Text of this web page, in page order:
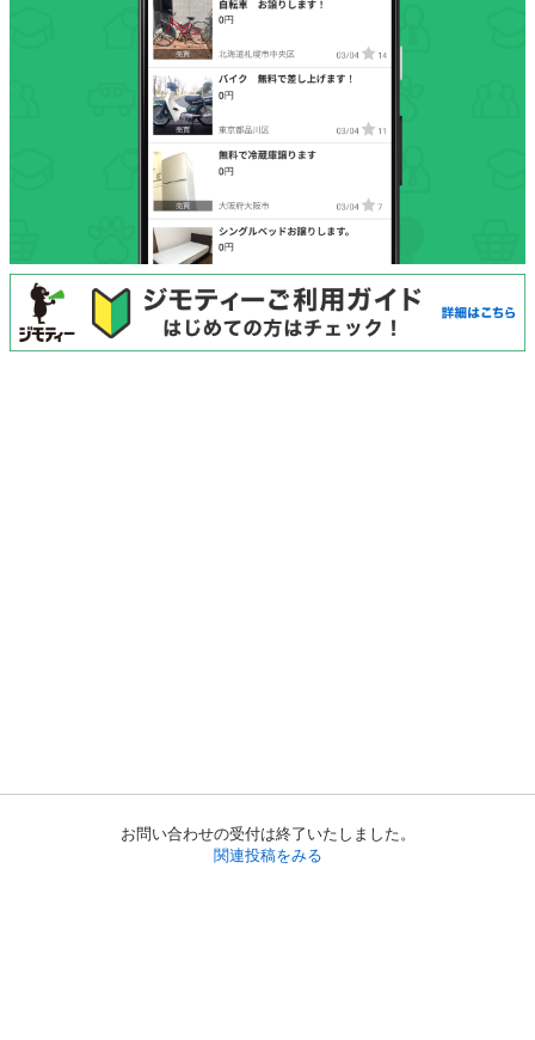
お問い合わせの受付は終了いたしました。
関連投稿をみる